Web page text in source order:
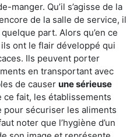
manger. Qu’il s’agisse de la
de la salle de service, il
part. Alors qu’en ce
ont le flair développé qui
Ils peuvent porter
en transportant avec
de causer une sérieuse
ce fait, les établissements
sécuriser les aliments
noter que l’hygiène d’un